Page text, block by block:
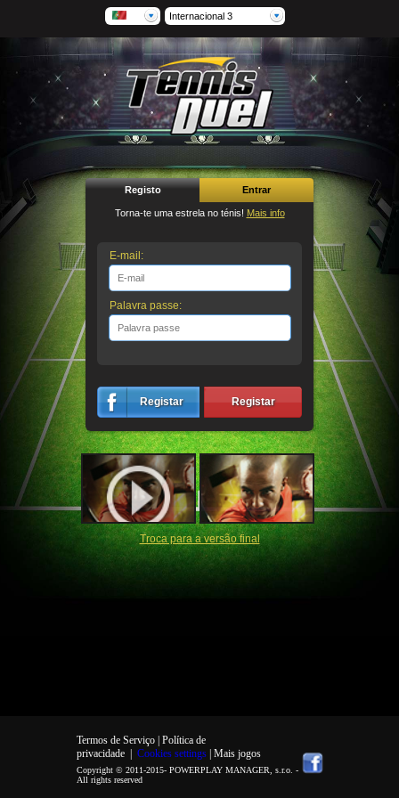
Internacional 3
Registo Entrar
Torna-te uma estrela no ténis! Mais info
E-mail:
Palavra passe:
Registar Registar
Troca para a versão final
Termos de Serviço | Política de
privacidade| Cookies settings | Mais jogos
Copyright © 2011-2015- POWERPLAY MANAGER, s.r.o. -
All rights reserved